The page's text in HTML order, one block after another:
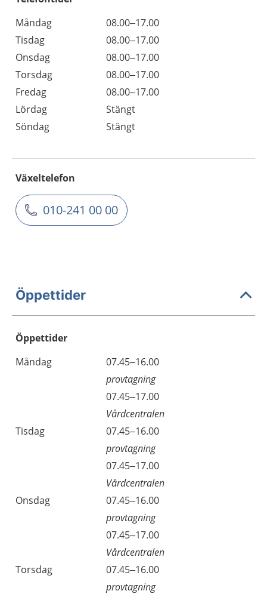
Måndag
08.00–17.00
Tisdag
08.00–17.00
Onsdag
08.00–17.00
Torsdag
08.00–17.00
Fredag
08.00–17.00
Lördag
Stängt
Söndag
Stängt
Växeltelefon
010-241 00 00
Öppettider
Öppettider
Dag
Öppettider
Kommentarer
Måndag
07.45–16.00
provtagning
07.45–17.00
Vårdcentralen
Tisdag
07.45–16.00
provtagning
07.45–17.00
Vårdcentralen
Onsdag
07.45–16.00
provtagning
07.45–17.00
Vårdcentralen
Torsdag
07.45–16.00
provtagning